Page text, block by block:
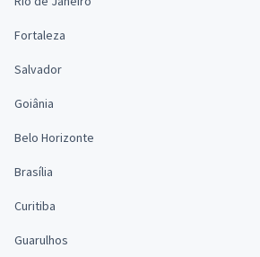
Fortaleza
Salvador
Goiânia
Belo Horizonte
Brasília
Curitiba
Guarulhos